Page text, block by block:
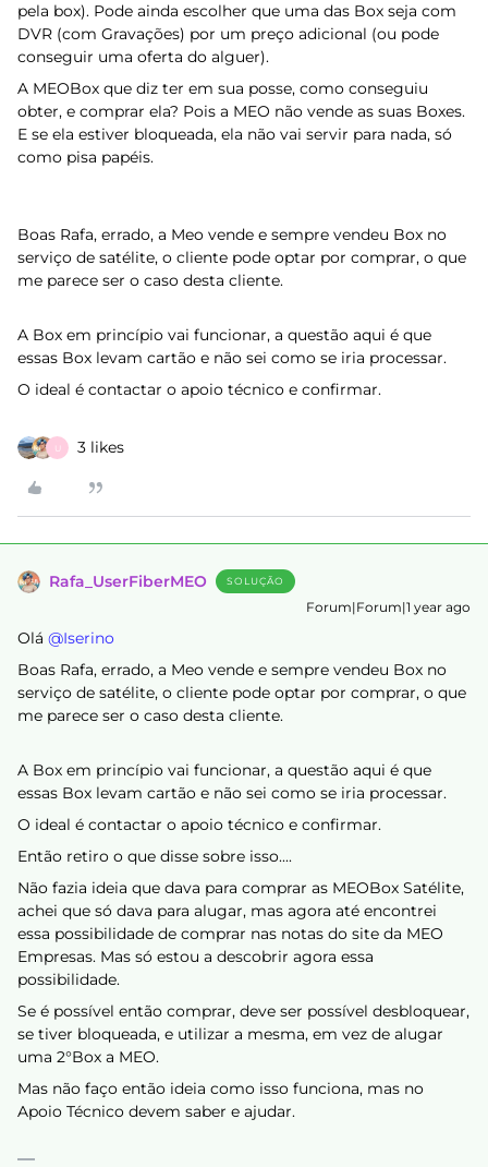
pela box). Pode ainda escolher que uma das Box seja com
DVR (com Gravações) por um preço adicional (ou pode
conseguir uma oferta do alguer).
A MEOBox que diz ter em sua posse, como conseguiu
obter, e comprar ela? Pois a MEO não vende as suas Boxes.
E se ela estiver bloqueada, ela não vai servir para nada, só
como pisa papéis.
Boas Rafa, errado, a Meo vende e sempre vendeu Box no
serviço de satélite, o cliente pode optar por comprar, o que
me parece ser o caso desta cliente.
A Box em princípio vai funcionar, a questão aqui é que
essas Box levam cartão e não sei como se iria processar.
O ideal é contactar o apoio técnico e confirmar.
U 3 likes
Rafa_UserFiberMEO SOLUÇÃO
Forum|Forum|1 year ago
Olá ​ @Iserino
Boas Rafa, errado, a Meo vende e sempre vendeu Box no
serviço de satélite, o cliente pode optar por comprar, o que
me parece ser o caso desta cliente.
A Box em princípio vai funcionar, a questão aqui é que
essas Box levam cartão e não sei como se iria processar.
O ideal é contactar o apoio técnico e confirmar.
Então retiro o que disse sobre isso....
Não fazia ideia que dava para comprar as MEOBox Satélite,
achei que só dava para alugar, mas agora até encontrei
essa possibilidade de comprar nas notas do site da MEO
Empresas. Mas só estou a descobrir agora essa
possibilidade.
Se é possível então comprar, deve ser possível desbloquear,
se tiver bloqueada, e utilizar a mesma, em vez de alugar
uma 2°Box a MEO.
Mas não faço então ideia como isso funciona, mas no
Apoio Técnico devem saber e ajudar.